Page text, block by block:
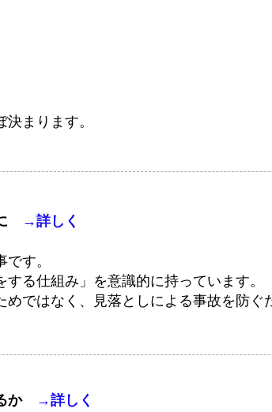
まります。
→詳しく
す。
る仕組み」を意識的に持っています。
ではなく、見落としによる事故を防ぐ
か →詳しく